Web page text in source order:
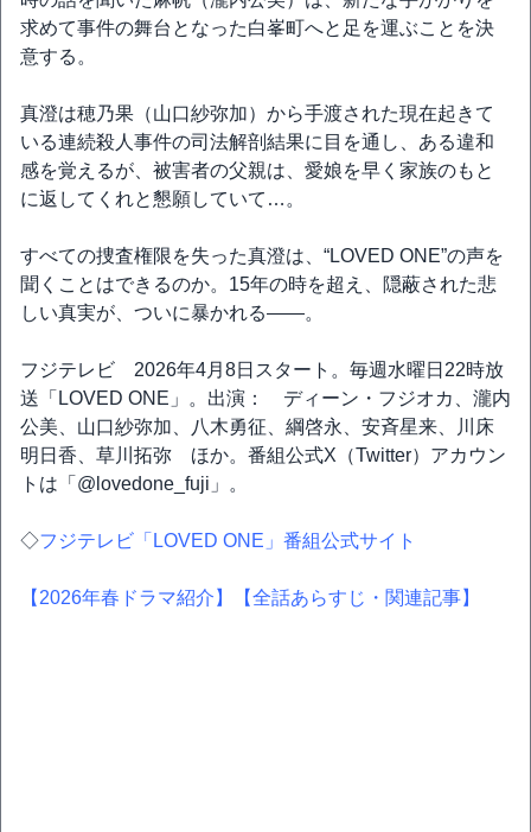
求めて事件の舞台となった白峯町へと足を運ぶことを決
意する。
真澄は穂乃果（山口紗弥加）から手渡された現在起きて
いる連続殺人事件の司法解剖結果に目を通し、ある違和
感を覚えるが、被害者の父親は、愛娘を早く家族のもと
に返してくれと懇願していて…。
すべての捜査権限を失った真澄は、“LOVED ONE”の声を
聞くことはできるのか。15年の時を超え、隠蔽された悲
しい真実が、ついに暴かれる――。
フジテレビ 2026年4月8日スタート。毎週水曜日22時放
送「LOVED ONE」。出演： ディーン・フジオカ、瀧内
公美、山口紗弥加、八木勇征、綱啓永、安斉星来、川床
明日香、草川拓弥 ほか。番組公式X（Twitter）アカウン
トは「@lovedone_fuji」。
◇フジテレビ「LOVED ONE」番組公式サイト
【2026年春ドラマ紹介】 【全話あらすじ・関連記事】